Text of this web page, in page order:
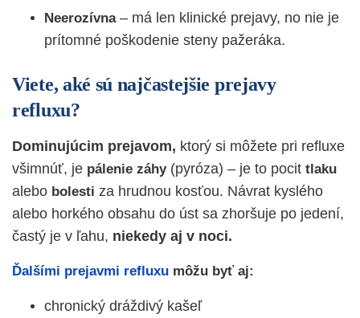
Neerozívna– má len klinické prejavy, no nie je
prítomné poškodenie steny pažeráka.
Viete, aké sú najčastejšie prejavy
refluxu?
Dominujúcim prejavom, ktorý si môžete pri refluxe
všimnúť, je pálenie záhy(pyróza) – je to pocit tlaku
alebo bolesti za hrudnou kosťou. Návrat kyslého
alebo horkého obsahu do úst sa zhoršuje po jedení,
častý je v ľahu, niekedy aj v noci.
Ďalšími prejavmi refluxu môžu byť aj:
chronický dráždivý kašeľ